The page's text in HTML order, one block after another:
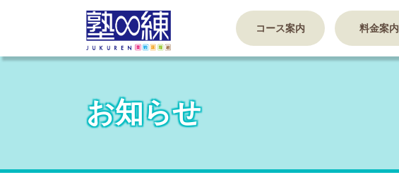
コース案内 料金案内
お知らせ